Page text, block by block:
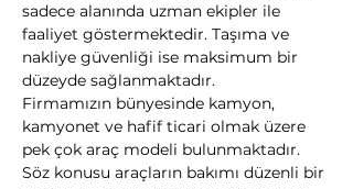
sadece alanında uzman ekipler ile
faaliyet göstermektedir. Taşıma ve
nakliye güvenliği ise maksimum bir
düzeyde sağlanmaktadır.
Firmamızın bünyesinde kamyon,
kamyonet ve hafif ticari olmak üzere
pek çok araç modeli bulunmaktadır.
Söz konusu araçların bakımı düzenli bir